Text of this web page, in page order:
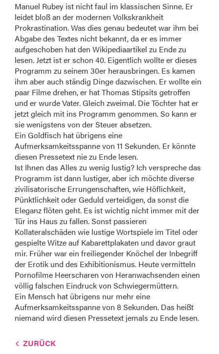
Manuel Rubey ist nicht faul im klassischen Sinne. Er
leidet bloß an der modernen Volkskrankheit
Prokrastination. Was dies genau bedeutet war ihm bei
Abgabe des Textes nicht bekannt, da er es immer
aufgeschoben hat den Wikipediaartikel zu Ende zu
lesen. Jetzt ist er schon 40. Eigentlich wollte er dieses
Programm zu seinem 30er herausbringen. Es kamen
ihm aber auch ständig Dinge dazwischen. Er wollte ein
paar Filme drehen, er hat Thomas Stipsits getroffen
und er wurde Vater. Gleich zweimal. Die Töchter hat er
jetzt gleich mit ins Programm genommen. So kann er
sie wenigstens von der Steuer absetzen.
Ein Goldfisch hat übrigens eine
Aufmerksamkeitsspanne von 11 Sekunden. Er könnte
diesen Pressetext nie zu Ende lesen.
Ist Ihnen das Alles zu wenig lustig? Ich verspreche das
Programm ist dann lustiger, aber ich möchte diverse
zivilisatorische Errungenschaften, wie Höflichkeit,
Pünktlichkeit oder Geduld verteidigen, da sonst die
Eleganz flöten geht. Es ist wichtig nicht immer mit der
Tür ins Haus zu fallen. Sonst passieren
Kollateralschäden wie lustige Wortspiele im Titel oder
gespielte Witze auf Kabarettplakaten und davor graut
mir. Früher war ein freiliegender Knöchel der Inbegriff
der Erotik und des Exhibitionismus. Heute vermitteln
Pornofilme Heerscharen von Heranwachsenden einen
völlig falschen Eindruck von Schwiegermüttern.
Ein Mensch hat übrigens nur mehr eine
Aufmerksamkeitsspanne von 8 Sekunden. Das heißt
niemand wird diesen Pressetext jemals zu Ende lesen.
ZURÜCK